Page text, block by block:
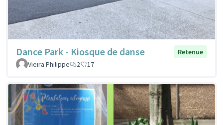
Dance Park - Kiosque de danse
Retenue
Vieira Philippe
2 17